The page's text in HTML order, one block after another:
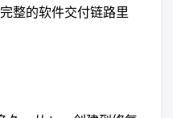
整的软件交付链路里